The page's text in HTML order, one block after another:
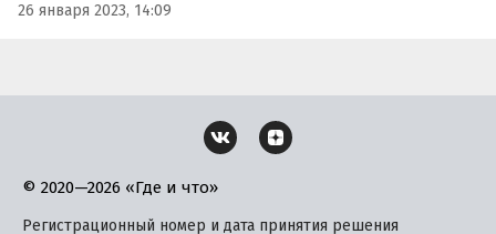
26 января 2023, 14:09
© 2020—2026 «Где и что»
Регистрационный номер и дата принятия решения